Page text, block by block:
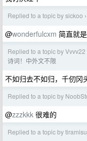
Replied to a topic by sickoo ›
@wonderfulcxm 简直就
Replied to a topic by Vvvv22
诗词！中外文不限
不如归去不如归，千仞冈
Replied to a topic by
@zzzkkk 很难的
Replied to a topic by